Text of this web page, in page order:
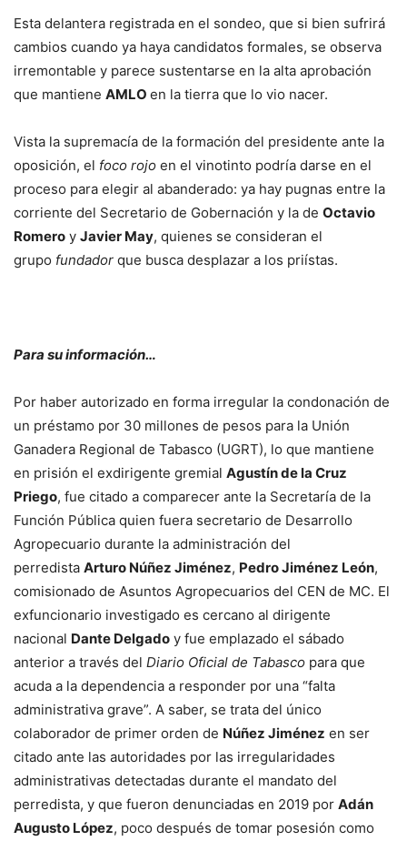
Esta delantera registrada en el sondeo, que si bien sufrirá
cambios cuando ya haya candidatos formales, se observa
irremontable y parece sustentarse en la alta aprobación
que mantiene AMLO en la tierra que lo vio nacer.
Vista la supremacía de la formación del presidente ante la
oposición, el foco rojo en el vinotinto podría darse en el
proceso para elegir al abanderado: ya hay pugnas entre la
corriente del Secretario de Gobernación y la de Octavio
Romero y Javier May, quienes se consideran el
grupo fundador que busca desplazar a los priístas.
Para su información…
Por haber autorizado en forma irregular la condonación de
un préstamo por 30 millones de pesos para la Unión
Ganadera Regional de Tabasco (UGRT), lo que mantiene
en prisión el exdirigente gremial Agustín de la Cruz
Priego, fue citado a comparecer ante la Secretaría de la
Función Pública quien fuera secretario de Desarrollo
Agropecuario durante la administración del
perredista Arturo Núñez Jiménez, Pedro Jiménez León,
comisionado de Asuntos Agropecuarios del CEN de MC. El
exfuncionario investigado es cercano al dirigente
nacional Dante Delgado y fue emplazado el sábado
anterior a través del Diario Oficial de Tabasco para que
acuda a la dependencia a responder por una “falta
administrativa grave”. A saber, se trata del único
colaborador de primer orden de Núñez Jiménez en ser
citado ante las autoridades por las irregularidades
administrativas detectadas durante el mandato del
perredista, y que fueron denunciadas en 2019 por Adán
Augusto López, poco después de tomar posesión como